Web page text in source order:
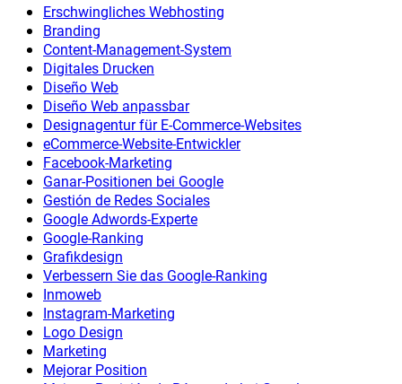
Erschwingliches Webhosting
Branding
Content-Management-System
Digitales Drucken
Diseño Web
Diseño Web anpassbar
Designagentur für E-Commerce-Websites
eCommerce-Website-Entwickler
Facebook-Marketing
Ganar-Positionen bei Google
Gestión de Redes Sociales
Google Adwords-Experte
Google-Ranking
Grafikdesign
Verbessern Sie das Google-Ranking
Inmoweb
Instagram-Marketing
Logo Design
Marketing
Mejorar Position